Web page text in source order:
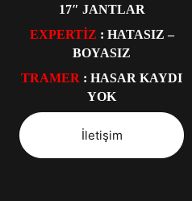
17″ JANTLAR
EXPERTİZ : HATASIZ –
BOYASIZ
TRAMER : HASAR KAYDI
YOK
İletişim